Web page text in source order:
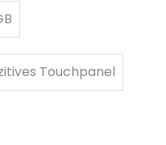
Touchpanel